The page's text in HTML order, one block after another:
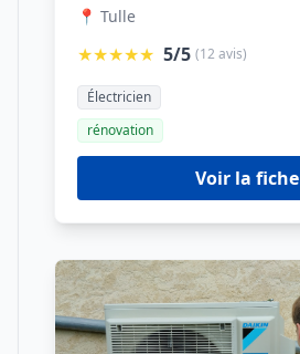
📍 Tulle
★★★★★ 5/5 (12 avis)
Électricien
rénovation
Voir la fiche